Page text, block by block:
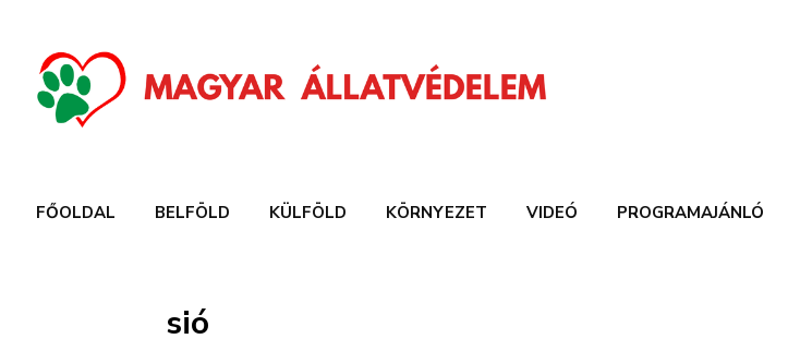
FŐOLDAL BELFÖLD KÜLFÖLD KÖRNYEZET VIDEÓ PROGRAMAJÁNLÓ
sió